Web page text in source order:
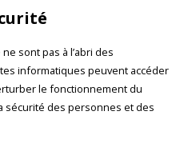
sont pas à l’abri des
informatiques peuvent accéder
le fonctionnement du
sécurité des personnes et des